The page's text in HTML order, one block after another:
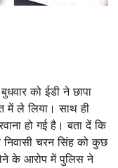
को ईडी ने छापा
में ले लिया। साथ ही
हो गई है। बता दें कि
निवासी चरन सिंह को कुछ
के आरोप में पुलिस ने